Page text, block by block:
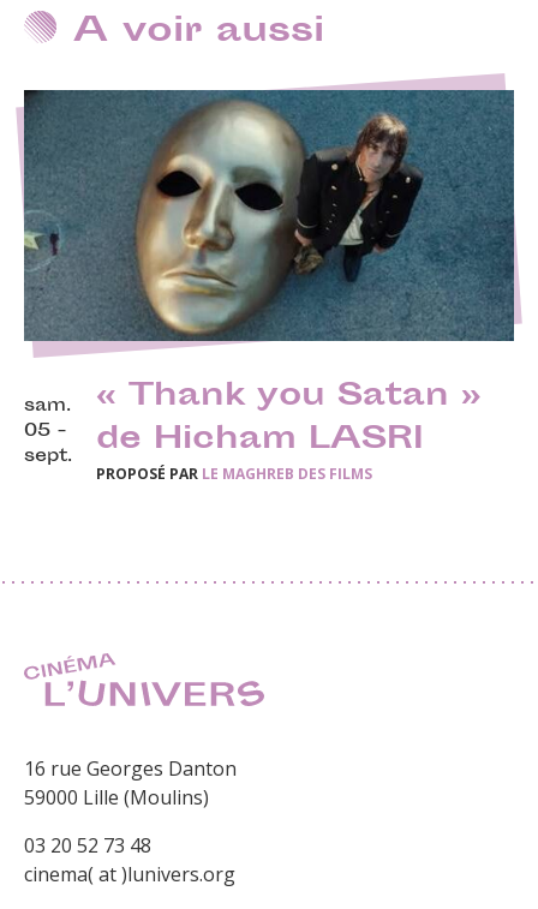
A voir aussi
sam.
05 -
sept.
« Thank you Satan »
de Hicham LASRI
PROPOSÉ PAR LE MAGHREB DES FILMS
16 rue Georges Danton
59000 Lille (Moulins)
03 20 52 73 48
cinema( at )lunivers.org